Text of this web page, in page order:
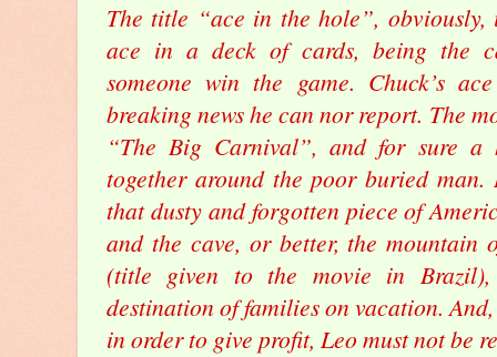
The title “ace in the hole”, obviously,
ace in a deck of cards, being the
someone win the game. Chuck’s
breaking news he can nor report. The
“The Big Carnival”, and for sure a
together around the poor buried
that dusty and forgotten piece of
and the cave, or better, the mountain
(title given to the movie in Brazil),
destination of families on vacation.
in order to give profit, Leo must not be